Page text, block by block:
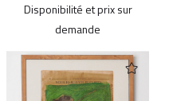
Disponibilité et prix sur
demande